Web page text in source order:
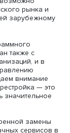
которые
давно,
возможно